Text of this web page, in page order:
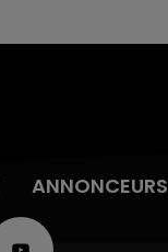
ANNONCEURS